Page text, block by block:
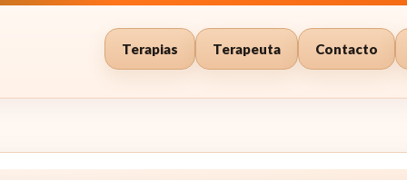
Terapias Terapeuta Contacto